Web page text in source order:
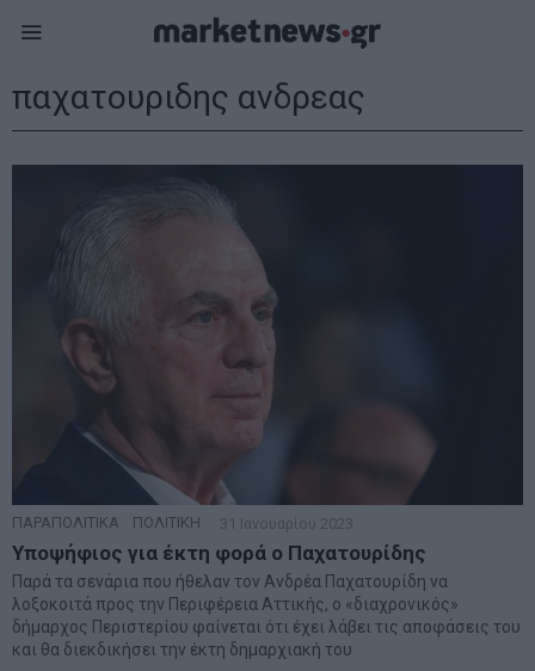
παχατουριδης ανδρεας
ΠΑΡΑΠΟΛΙΤΙΚΑ ΠΟΛΙΤΙΚΗ 31 Ιανουαρίου 2023
Υποψήφιος για έκτη φορά ο Παχατουρίδης
Παρά τα σενάρια που ήθελαν τον Aνδρέα Παχατουρίδη να
λοξοκοιτά προς την Περιφέρεια Αττικής, o «διαχρονικός»
δήµαρχος Περιστερίου φαίνεται ότι έχει λάβει τις αποφάσεις του
και θα διεκδικήσει την έκτη δηµαρχιακή του